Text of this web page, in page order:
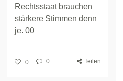
Rechtsstaat brauchen
stärkere Stimmen denn
je. 00
0 0 Teilen